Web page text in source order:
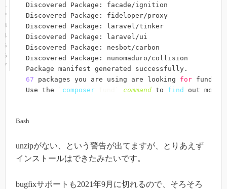
Discovered Package: facade/ignition
Discovered Package: fideloper/proxy
Discovered Package: laravel/tinker
Discovered Package: laravel/ui
Discovered Package: nesbot/carbon
Discovered Package: nunomaduro/collision
67 packages you are using are looking for
Use the
composer command to find out more
Bash
unzipがない、という警告が出てますが、とりあえず
インストールはできたみたいです。
bugfixサポートも2021年9月に切れるので、そろそろ